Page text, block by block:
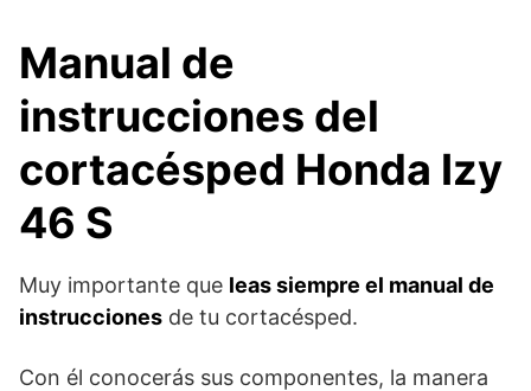
Manual de
instrucciones del
cortacésped Honda Izy
46 S
Muy importante que leas siempre el manual de
instrucciones de tu cortacésped.
Con él conocerás sus componentes, la manera